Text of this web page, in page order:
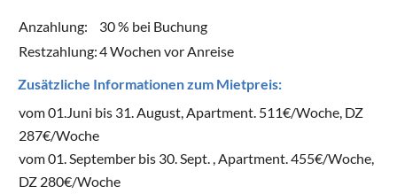
Anzahlung:
30 % bei Buchung
Restzahlung:4 Wochen vor Anreise
Zusätzliche Informationen zum Mietpreis:
vom 01.Juni bis 31. August, Apartment. 511€/Woche, DZ
287€/Woche
vom 01. September bis 30. Sept. , Apartment. 455€/Woche,
DZ 280€/Woche